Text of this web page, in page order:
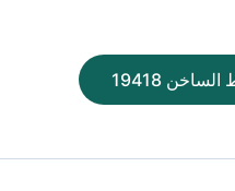
19418